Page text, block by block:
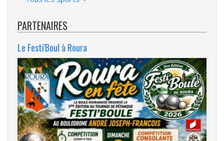
PARTENAIRES
Le Festi'Boul à Roura